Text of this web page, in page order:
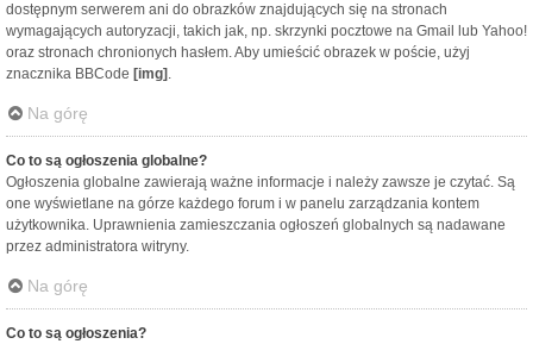
dostępnym serwerem ani do obrazków znajdujących się na stronach
wymagających autoryzacji, takich jak, np. skrzynki pocztowe na Gmail lub Yahoo!
oraz stronach chronionych hasłem. Aby umieścić obrazek w poście, użyj
znacznika BBCode [img] .
Na górę
Co to są ogłoszenia globalne?
Ogłoszenia globalne zawierają ważne informacje i należy zawsze je czytać. Są
one wyświetlane na górze każdego forum i w panelu zarządzania kontem
użytkownika. Uprawnienia zamieszczania ogłoszeń globalnych są nadawane
przez administratora witryny.
Na górę
Co to są ogłoszenia?